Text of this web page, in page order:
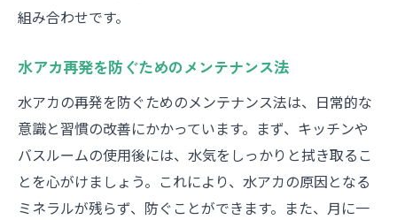
組み合わせです。
水アカ再発を防ぐためのメンテナンス法
水アカの再発を防ぐためのメンテナンス法は、日常的な
意識と習慣の改善にかかっています。まず、キッチンや
バスルームの使用後には、水気をしっかりと拭き取るこ
とを心がけましょう。これにより、水アカの原因となる
ミネラルが残らず、防ぐことができます。また、月に一